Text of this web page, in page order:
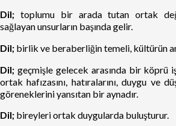
Dil; toplumu bir arada tutan ortak
sağlayan unsurların başında gelir.
Dil; birlik ve beraberliğin temeli, kültürün
Dil; geçmişle gelecek arasında bir köprü
ortak hafızasını, hatıralarını, duygu ve
göreneklerini yansıtan bir aynadır.
Dil; bireyleri ortak duygularda buluşturur.